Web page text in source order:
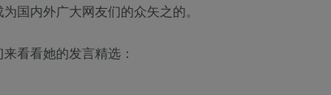
国内外广大网友们的众矢之的。
看看她的发言精选：